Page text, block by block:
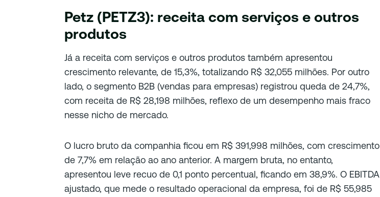
Petz (PETZ3): receita com serviços e outros
produtos
Já a receita com serviços e outros produtos também apresentou
crescimento relevante, de 15,3%, totalizando R$ 32,055 milhões. Por outro
lado, o segmento B2B (vendas para empresas) registrou queda de 24,7%,
com receita de R$ 28,198 milhões, reflexo de um desempenho mais fraco
nesse nicho de mercado.
O lucro bruto da companhia ficou em R$ 391,998 milhões, com crescimento
de 7,7% em relação ao ano anterior. A margem bruta, no entanto,
apresentou leve recuo de 0,1 ponto percentual, ficando em 38,9%. O EBITDA
ajustado, que mede o resultado operacional da empresa, foi de R$ 55,985